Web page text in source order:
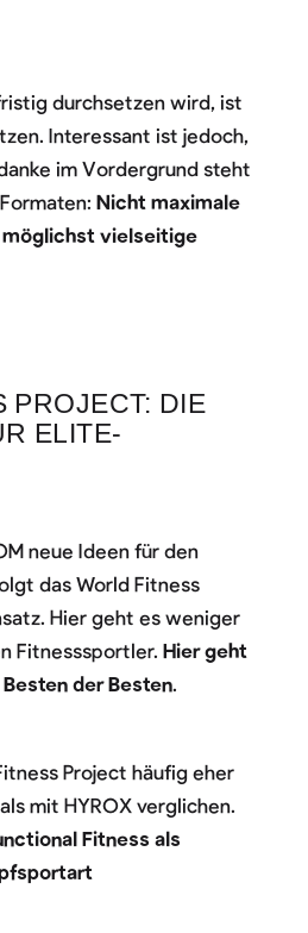
durchsetzen wird, ist
Interessant ist jedoch,
im Vordergrund steht
Nicht maximale
möglichst vielseitige
PROJECT: DIE
ELITE-
neue Ideen für den
das World Fitness
Hier geht es weniger
Fitnesssportler. Hier geht
der Besten.
Project häufig eher
als mit HYROX verglichen.
Fitness als